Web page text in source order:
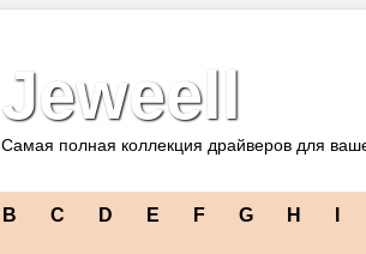
Jeweell
Самая полная коллекция драйверов для
B C D E F G H